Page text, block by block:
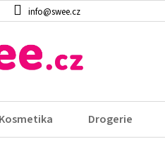
info@swee.cz
Kosmetika Drogerie